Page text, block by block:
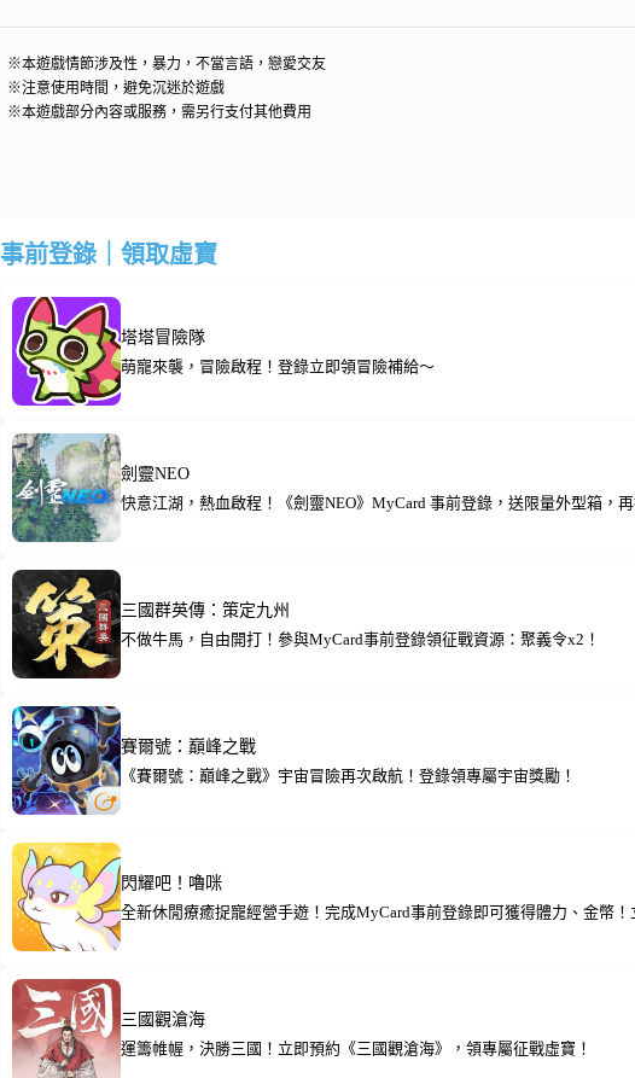
※本遊戲情節涉及性，暴力，不當言語，戀愛交友
※注意使用時間，避免沉迷於遊戲
※本遊戲部分內容或服務，需另行支付其他費用
事前登錄｜領取虛寶
塔塔冒險隊
萌寵來襲，冒險啟程！登錄立即領冒險補給～
劍靈NEO
快意江湖，熱血啟程！《劍靈NEO》MyCard 事前登錄，送限量外型箱，
三國群英傳：策定九州
不做牛馬，自由開打！參與MyCard事前登錄領征戰資源：聚義令x2！
賽爾號：巔峰之戰
《賽爾號：巔峰之戰》宇宙冒險再次啟航！登錄領專屬宇宙獎勵！
閃耀吧！嚕咪
全新休閒療癒捉寵經營手遊！完成MyCard事前登錄即可獲得體力、金幣！
三國觀滄海
運籌帷幄，決勝三國！立即預約《三國觀滄海》，領專屬征戰虛寶！